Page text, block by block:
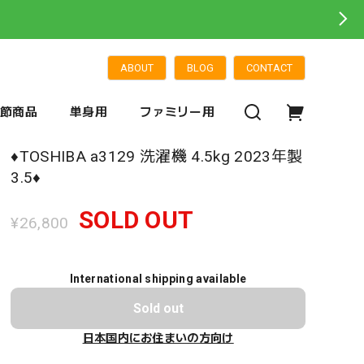
ABOUT BLOG CONTACT
商品 単身用 ファミリー用
♦️TOSHIBA a3129 洗濯機 4.5kg 2023年製
3.5♦️
¥26,800 SOLD OUT
International shipping available
Sold out
日本国内にお住まいの方向け